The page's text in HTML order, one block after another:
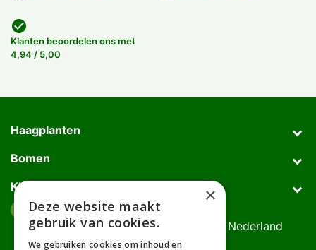
check_circle
Klanten beoordelen ons met
4,94 / 5,00
Haagplanten
Bomen
Klantenservice
Afhaaladres
Deurningerweg 50, 7623 AH Borne, Nederland
(op afspraak!)
×
Deze website maakt
gebruik van cookies.
We gebruiken cookies om inhoud en